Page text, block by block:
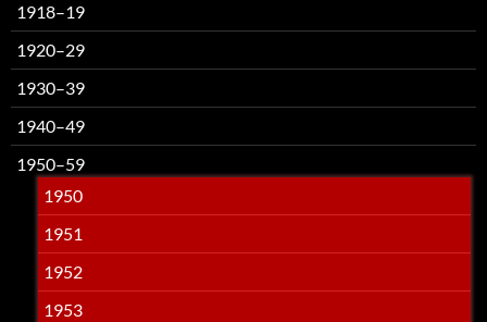
1918–19
1920–29
1930–39
1940–49
1950–59
1950
1951
1952
1953